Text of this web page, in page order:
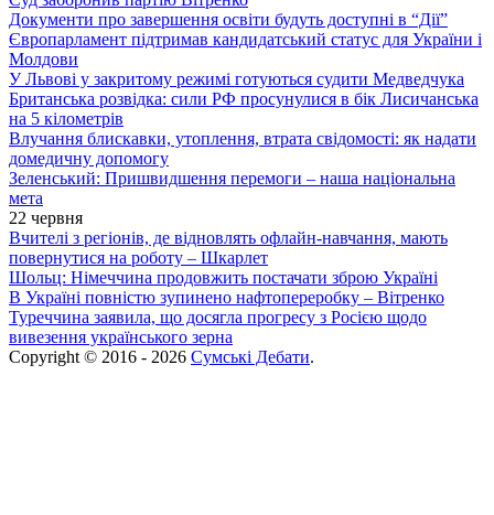
Документи про завершення освіти будуть доступні в “Дії”
Європарламент підтримав кандидатський статус для України і
Молдови
У Львові у закритому режимі готуються судити Медведчука
Британська розвідка: сили РФ просунулися в бік Лисичанська
на 5 кілометрів
Влучання блискавки, утоплення, втрата свідомості: як надати
домедичну допомогу
Зеленський: Пришвидшення перемоги – наша національна
мета
22 червня
Вчителі з регіонів, де відновлять офлайн-навчання, мають
повернутися на роботу – Шкарлет
Шольц: Німеччина продовжить постачати зброю Україні
В Україні повністю зупинено нафтопереробку – Вітренко
Туреччина заявила, що досягла прогресу з Росією щодо
вивезення українського зерна
Copyright © 2016 - 2026 Сумські Дебати.